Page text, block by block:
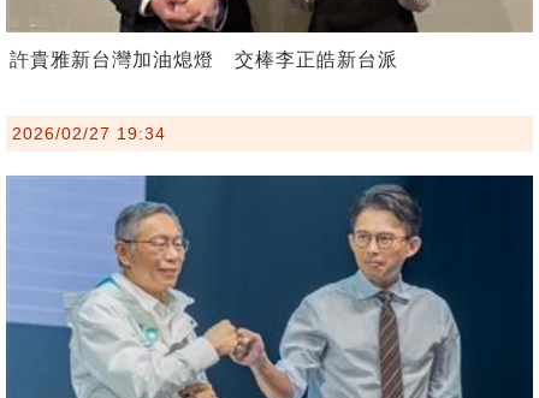
許貴雅新台灣加油熄燈 交棒李正皓新台派
2026/02/27 19:34